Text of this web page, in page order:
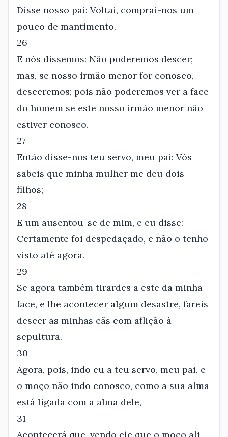
Disse nosso pai: Voltai, comprai-nos um
pouco de mantimento.
26
E nós dissemos: Não poderemos descer;
mas, se nosso irmão menor for conosco,
desceremos; pois não poderemos ver a face
do homem se este nosso irmão menor não
estiver conosco.
27
Então disse-nos teu servo, meu pai: Vós
sabeis que minha mulher me deu dois
filhos;
28
E um ausentou-se de mim, e eu disse:
Certamente foi despedaçado, e não o tenho
visto até agora.
29
Se agora também tirardes a este da minha
face, e lhe acontecer algum desastre, fareis
descer as minhas cãs com aflição à
sepultura.
30
Agora, pois, indo eu a teu servo, meu pai, e
o moço não indo conosco, como a sua alma
está ligada com a alma dele,
31